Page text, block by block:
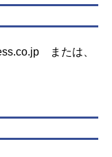
または、